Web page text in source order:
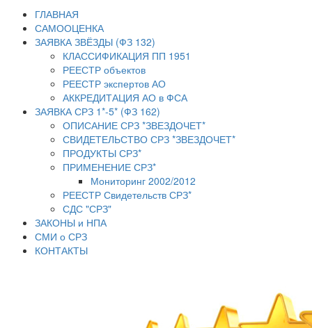
ГЛАВНАЯ
САМООЦЕНКА
ЗАЯВКА ЗВЁЗДЫ (ФЗ 132)
КЛАССИФИКАЦИЯ ПП 1951
РЕЕСТР объектов
РЕЕСТР экспертов АО
АККРЕДИТАЦИЯ АО в ФСА
ЗАЯВКА СРЗ 1*-5* (ФЗ 162)
ОПИСАНИЕ СРЗ *ЗВЕЗДОЧЕТ*
СВИДЕТЕЛЬСТВО СРЗ *ЗВЕЗДОЧЕТ*
ПРОДУКТЫ СРЗ*
ПРИМЕНЕНИЕ СРЗ*
Мониторинг 2002/2012
РЕЕСТР Свидетельств СРЗ*
СДС "СРЗ"
ЗАКОНЫ и НПА
СМИ о СРЗ
КОНТАКТЫ